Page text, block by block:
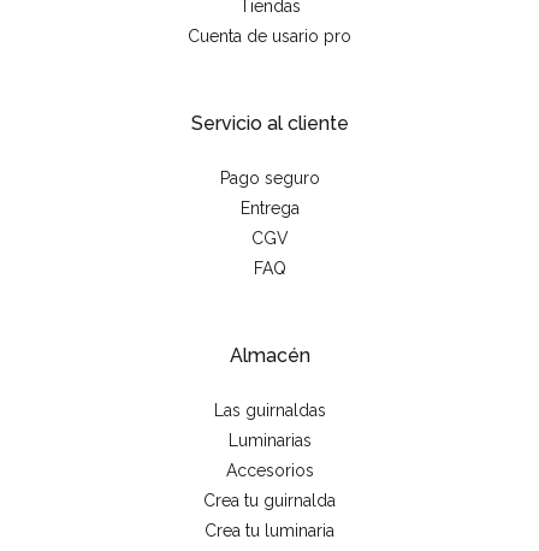
Tiendas
Cuenta de usario pro
Servicio al cliente
Pago seguro
Entrega
CGV
FAQ
Almacén
Las guirnaldas
Luminarias
Accesorios
Crea tu guirnalda
Crea tu luminaria